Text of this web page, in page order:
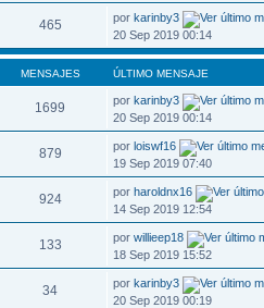
465 porkarinby3
20 Sep 2019 00:14
MENSAJES ÚLTIMO MENSAJE
1699 porkarinby3
20 Sep 2019 00:14
879 porloiswf16
19 Sep 2019 07:40
924 porharoldnx16
14 Sep 2019 12:54
133 porwillieep18
18 Sep 2019 15:52
34 porkarinby3
20 Sep 2019 00:19